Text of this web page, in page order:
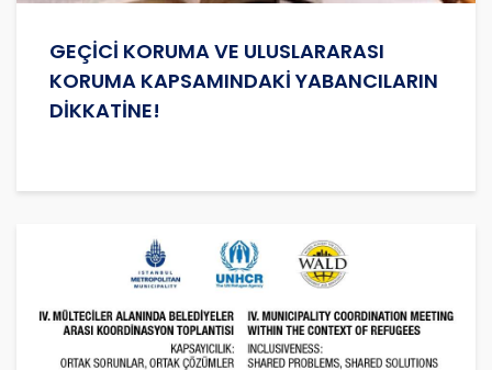
GEÇİCİ KORUMA VE ULUSLARARASI
KORUMA KAPSAMINDAKİ YABANCILARIN
DİKKATİNE!